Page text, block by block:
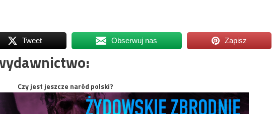
Tweet Obserwuj nas Zapisz
Czy jest jeszcze naród polski?